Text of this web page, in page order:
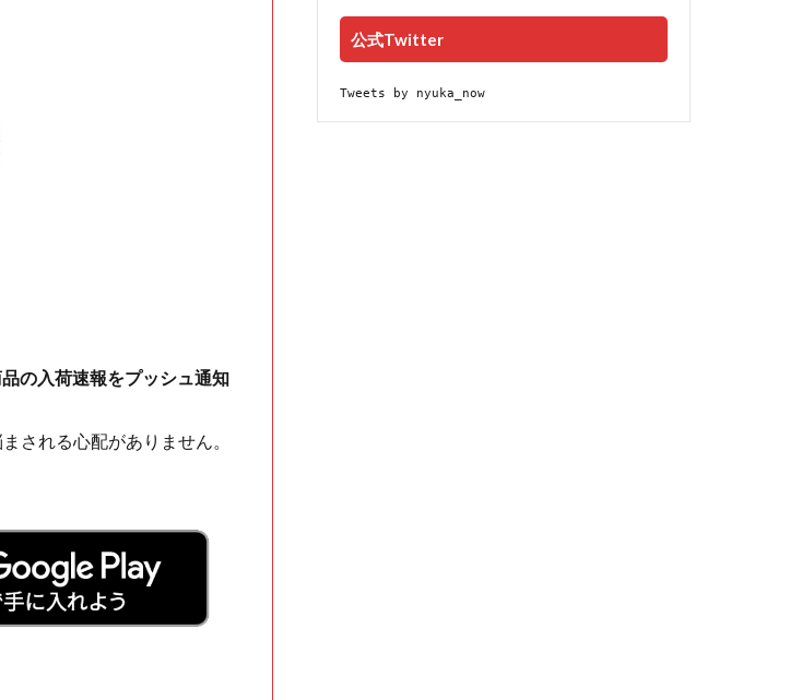
品の入荷速報をプッシュ通知
される心配がありません。
公式Twitter
Tweets by nyuka_now